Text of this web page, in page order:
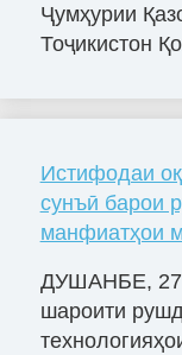
Ҷумҳурии
Тоҷикистон
Истифодаи
сунъӣ барои
манфиатҳои
ДУШАНБЕ,
шароити